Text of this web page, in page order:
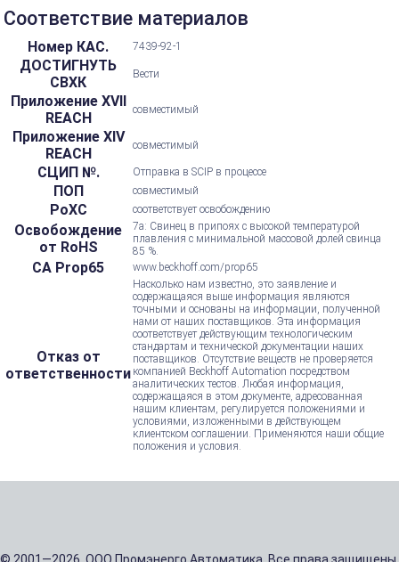
Соответствие материалов
Номер КАС. 7439-92-1
ДОСТИГНУТЬ
СВХК
Вести
Приложение XVII
REACH
совместимый
Приложение XIV
REACH
совместимый
СЦИП №. Отправка в SCIP в процессе
ПОП совместимый
РоХС соответствует освобождению
Освобождение
от RoHS
7а: Свинец в припоях с высокой температурой
плавления с минимальной массовой долей свинца
85 %.
CA Prop65 www.beckhoff.com/prop65
Отказ от
ответственности
Насколько нам известно, это заявление и
содержащаяся выше информация являются
точными и основаны на информации, полученной
нами от наших поставщиков. Эта информация
соответствует действующим технологическим
стандартам и технической документации наших
поставщиков. Отсутствие веществ не проверяется
компанией Beckhoff Automation посредством
аналитических тестов. Любая информация,
содержащаяся в этом документе, адресованная
нашим клиентам, регулируется положениями и
условиями, изложенными в действующем
клиентском соглашении. Применяются наши общие
положения и условия.